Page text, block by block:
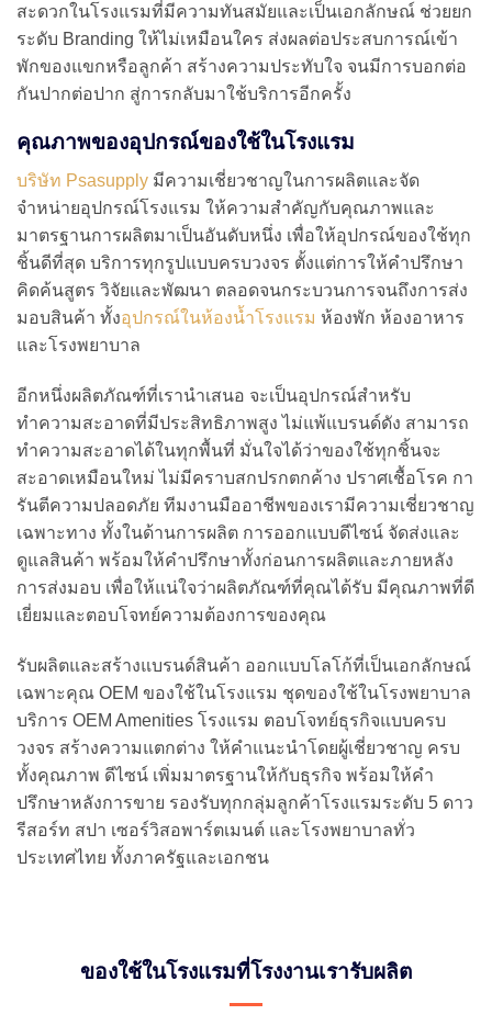
สะดวกในโรงแรมที่มีความทันสมัยและเป็นเอกลักษณ์ ช่วยยก
ระดับ Branding ให้ไม่เหมือนใคร ส่งผลต่อประสบการณ์เข้า
พักของแขกหรือลูกค้า สร้างความประทับใจ จนมีการบอกต่อ
กันปากต่อปาก สู่การกลับมาใช้บริการอีกครั้ง
คุณภาพของอุปกรณ์ของใช้ในโรงแรม
บริษัท Psasupply มีความเชี่ยวชาญในการผลิตและจัด
จำหน่ายอุปกรณ์โรงแรม ให้ความสำคัญกับคุณภาพและ
มาตรฐานการผลิตมาเป็นอันดับหนึ่ง เพื่อให้อุปกรณ์ของใช้ทุก
ชิ้นดีที่สุด บริการทุกรูปแบบครบวงจร ตั้งแต่การให้คำปรึกษา
คิดค้นสูตร วิจัยและพัฒนา ตลอดจนกระบวนการจนถึงการส่ง
มอบสินค้า ทั้งอุปกรณ์ในห้องน้ำโรงแรม ห้องพัก ห้องอาหาร
และโรงพยาบาล
อีกหนึ่งผลิตภัณฑ์ที่เรานำเสนอ จะเป็นอุปกรณ์สำหรับ
ทำความสะอาดที่มีประสิทธิภาพสูง ไม่แพ้แบรนด์ดัง สามารถ
ทำความสะอาดได้ในทุกพื้นที่ มั่นใจได้ว่าของใช้ทุกชิ้นจะ
สะอาดเหมือนใหม่ ไม่มีคราบสกปรกตกค้าง ปราศเชื้อโรค กา
รันตีความปลอดภัย ทีมงานมืออาชีพของเรามีความเชี่ยวชาญ
เฉพาะทาง ทั้งในด้านการผลิต การออกแบบดีไซน์ จัดส่งและ
ดูแลสินค้า พร้อมให้คำปรึกษาทั้งก่อนการผลิตและภายหลัง
การส่งมอบ เพื่อให้แน่ใจว่าผลิตภัณฑ์ที่คุณได้รับ มีคุณภาพที่ดี
เยี่ยมและตอบโจทย์ความต้องการของคุณ
รับผลิตและสร้างแบรนด์สินค้า ออกแบบโลโก้ที่เป็นเอกลักษณ์
เฉพาะคุณ OEM ของใช้ในโรงแรม ชุดของใช้ในโรงพยาบาล
บริการ OEM Amenities โรงแรม ตอบโจทย์ธุรกิจแบบครบ
วงจร สร้างความแตกต่าง ให้คำแนะนำโดยผู้เชี่ยวชาญ ครบ
ทั้งคุณภาพ ดีไซน์ เพิ่มมาตรฐานให้กับธุรกิจ พร้อมให้คำ
ปรึกษาหลังการขาย รองรับทุกกลุ่มลูกค้าโรงแรมระดับ 5 ดาว
รีสอร์ท สปา เซอร์วิสอพาร์ตเมนต์ และโรงพยาบาลทั่ว
ประเทศไทย ทั้งภาครัฐและเอกชน
ของใช้ในโรงแรมที่โรงงานเรารับผลิต